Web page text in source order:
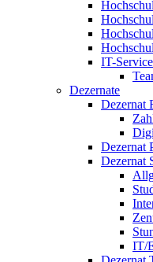
IT-
Dezernate
Dezernat
Dezernat
Dezernat
IT/